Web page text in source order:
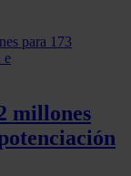
millones